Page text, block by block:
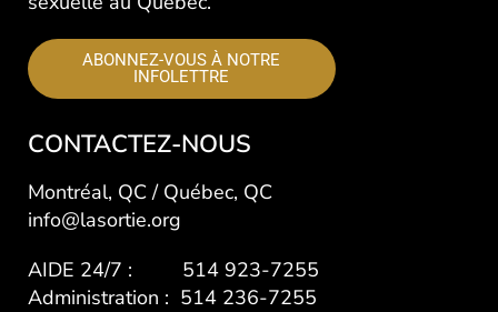
ABONNEZ-VOUS À NOTRE
INFOLETTRE
CONTACTEZ-NOUS
Montréal, QC / Québec, QC
info@lasortie.org
AIDE 24/7 : 514 923-7255
Administration : 514 236-7255